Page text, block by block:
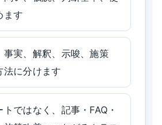
ます
事実、解釈、示唆、施策
法に分けます
ではなく、記事・FAQ・